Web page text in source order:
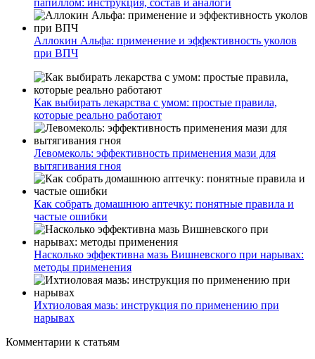
папиллом: инструкция, состав и аналоги
Аллокин Альфа: применение и эффективность уколов
при ВПЧ
Как выбирать лекарства с умом: простые правила,
которые реально работают
Левомеколь: эффективность применения мази для
вытягивания гноя
Как собрать домашнюю аптечку: понятные правила и
частые ошибки
Насколько эффективна мазь Вишневского при нарывах:
методы применения
Ихтиоловая мазь: инструкция по применению при
нарывах
Комментарии к статьям